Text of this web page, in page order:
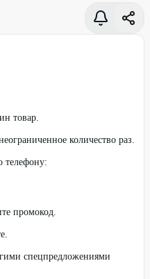
товар.
количество раз.
телефону:
промокод.
спецпредложениями